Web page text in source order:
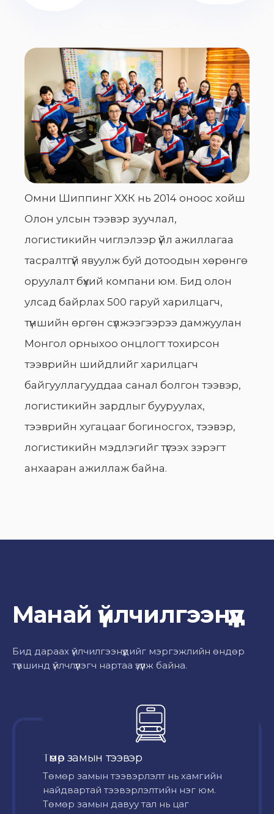
Омни Шиппинг ХХК нь 2014 оноос хойш
Олон улсын тээвэр зуучлал,
логистикийн чиглэлээр үйл ажиллагаа
тасралтгүй явуулж буй дотоодын хөрөнгө
оруулалт бүхий компани юм. Бид олон
улсад байрлах 500 гаруй харилцагч,
түншийн өргөн сүлжээгээрээ дамжуулан
Монгол орныхоо онцлогт тохирсон
тээврийн шийдлийг харилцагч
байгууллагууддаа санал болгон тээвэр,
логистикийн зардлыг бууруулах,
тээврийн хугацааг богиносгох, тээвэр,
логистикийн мэдлэгийг түгээх зэрэгт
анхааран ажиллаж байна.
Манай үйлчилгээнүүд
Бид дараах үйлчилгээнүүдийг мэргэжлийн өндөр
түвшинд үйлчлүүлэгч нартаа үзүүлж байна.
Төмөр замын тээвэр
Төмөр замын тээвэрлэлт нь хамгийн
найдвартай тээвэрлэлтийн нэг юм.
Төмөр замын давуу тал нь цаг